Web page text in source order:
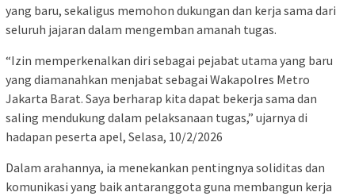
yang baru, sekaligus memohon dukungan dan kerja sama dari
seluruh jajaran dalam mengemban amanah tugas.
“Izin memperkenalkan diri sebagai pejabat utama yang baru
yang diamanahkan menjabat sebagai Wakapolres Metro
Jakarta Barat. Saya berharap kita dapat bekerja sama dan
saling mendukung dalam pelaksanaan tugas,” ujarnya di
hadapan peserta apel, Selasa, 10/2/2026
Dalam arahannya, ia menekankan pentingnya soliditas dan
komunikasi yang baik antaranggota guna membangun kerja